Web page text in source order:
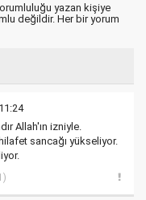
yazan kişiye
değildir. Her bir yorum
Allah'ın izniyle.
sancağı yükseliyor.